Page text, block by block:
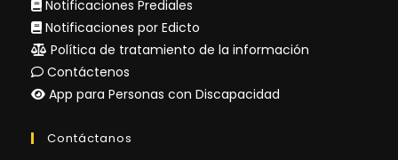
Notificaciones Prediales
Notificaciones por Edicto
Política de tratamiento de la información
Contáctenos
App para Personas con Discapacidad
Contáctanos